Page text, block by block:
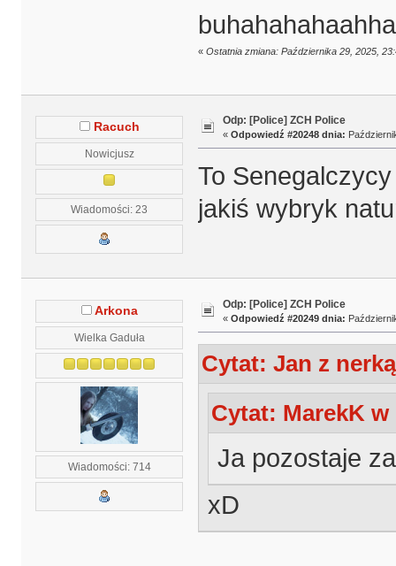
buhahahahaahha
« Ostatnia zmiana: Października 29, 2025,
Racuch
Nowicjusz
Wiadomości: 23
Odp: [Police] ZCH Police
« Odpowiedź #20248 dnia:
To
jakiś wybryk
Arkona
Wielka Gaduła
Wiadomości: 714
Odp: [Police] ZCH Police
« Odpowiedź #20249 dnia:
Cytat: Jan z
Cytat: MarekK w
Ja pozostaje
xD